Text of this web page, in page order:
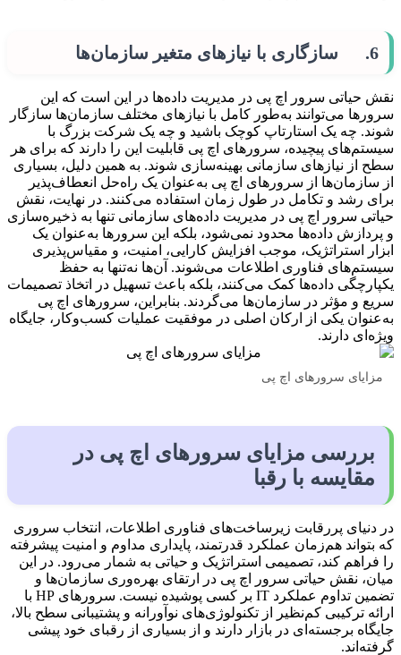
6. سازگاری با نیازهای متغیر سازمان‌ها
نقش حیاتی سرور اچ پی در مدیریت داده‌ها در این است که این
سرورها می‌توانند به‌طور کامل با نیازهای مختلف سازمان‌ها سازگار
شوند. چه یک استارتاپ کوچک باشید و چه یک شرکت بزرگ با
سیستم‌های پیچیده، سرورهای اچ پی قابلیت این را دارند که برای هر
سطح از نیازهای سازمانی بهینه‌سازی شوند. به همین دلیل، بسیاری
از سازمان‌ها از سرورهای اچ پی به‌عنوان یک راه‌حل انعطاف‌پذیر
برای رشد و تکامل در طول زمان استفاده می‌کنند. در نهایت، نقش
حیاتی سرور اچ پی در مدیریت داده‌های سازمانی تنها به ذخیره‌سازی
و پردازش داده‌ها محدود نمی‌شود، بلکه این سرورها به‌عنوان یک
ابزار استراتژیک، موجب افزایش کارایی، امنیت، و مقیاس‌پذیری
سیستم‌های فناوری اطلاعات می‌شوند. آن‌ها نه‌تنها به حفظ
یکپارچگی داده‌ها کمک می‌کنند، بلکه باعث تسهیل در اتخاذ تصمیمات
سریع و مؤثر در سازمان‌ها می‌گردند. بنابراین، سرورهای اچ پی
به‌عنوان یکی از ارکان اصلی در موفقیت عملیات کسب‌وکار، جایگاه
ویژه‌ای دارند.
مزایای سرورهای اچ پی
بررسی مزایای سرورهای اچ پی در
مقایسه با رقبا
در دنیای پررقابت زیرساخت‌های فناوری اطلاعات، انتخاب سروری
که بتواند هم‌زمان عملکرد قدرتمند، پایداری مداوم و امنیت پیشرفته
را فراهم کند، تصمیمی استراتژیک و حیاتی به شمار می‌رود. در این
میان، نقش حیاتی سرور اچ پی در ارتقای بهره‌وری سازمان‌ها و
تضمین تداوم عملکرد IT بر کسی پوشیده نیست. سرورهای HP با
ارائه ترکیبی کم‌نظیر از تکنولوژی‌های نوآورانه و پشتیبانی سطح بالا،
جایگاه برجسته‌ای در بازار دارند و از بسیاری از رقبای خود پیشی
گرفته‌اند.